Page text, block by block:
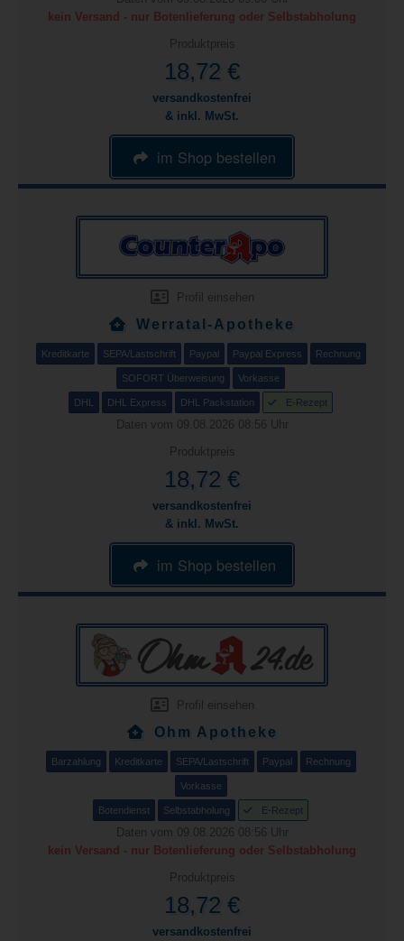
kein Versand - nur Botenlieferung oder Selbstabholung
Produktpreis
18,72 €
versandkostenfrei
& inkl. MwSt.
im Shop bestellen
Profil einsehen
Werratal-Apotheke
Kreditkarte SEPA/Lastschrift Paypal Paypal Express Rechnung
SOFORT Überweisung Vorkasse
DHL DHL Express DHL Packstation E-Rezept
Daten vom 09.08.2026 08:56 Uhr
Produktpreis
18,72 €
versandkostenfrei
& inkl. MwSt.
im Shop bestellen
Profil einsehen
Ohm Apotheke
Barzahlung Kreditkarte SEPA/Lastschrift Paypal Rechnung
Vorkasse
Botendienst Selbstabholung E-Rezept
Daten vom 09.08.2026 08:56 Uhr
kein Versand - nur Botenlieferung oder Selbstabholung
Produktpreis
18,72 €
versandkostenfrei